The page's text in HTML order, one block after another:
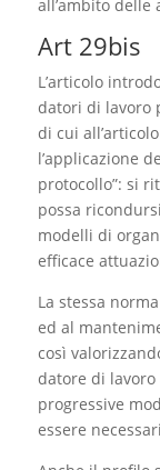
all’ambito delle
Art 29bis
L’articolo
datori di lavoro
di cui
l’applicazione
protocollo”: si
possa
modelli di
efficace
La stessa
ed al
così
datore di
progressive
essere